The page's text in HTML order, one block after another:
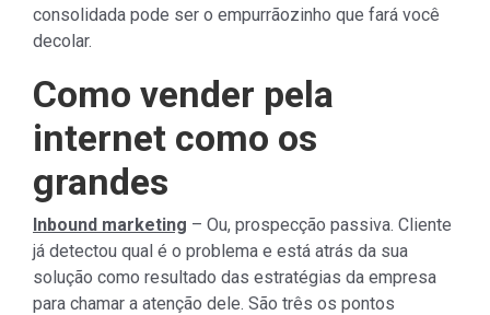
consolidada pode ser o empurrãozinho que fará você
decolar.
Como vender pela
internet como os
grandes
Inbound marketing – Ou, prospecção passiva. Cliente
já detectou qual é o problema e está atrás da sua
solução como resultado das estratégias da empresa
para chamar a atenção dele. São três os pontos